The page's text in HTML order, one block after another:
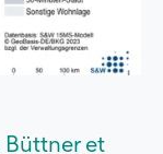
Büttner et